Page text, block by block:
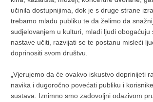
učinila dostupnijima, dok je s druge strane
trebamo mladu publiku te da želimo da
sudjelovanjem u kulturi, mladi ljudi obogaćuju
nastave učiti, razvijati se te postanu misleći
doprinositi svom društvu.
„Vjerujemo da će ovakvo iskustvo doprinijeti
navika i dugoročno povećati publiku i
sustava. Iznimno smo zadovoljni odazivom